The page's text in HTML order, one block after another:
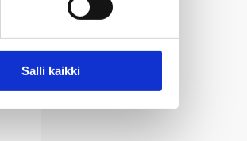
Salli kaikki